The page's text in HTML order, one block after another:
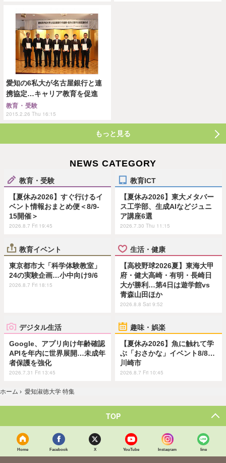
愛知の6私大が名古屋銀行と連
携協定…キャリア教育を促進
教育・受験
2015.2.26 Thu 16:15
もっと見る
NEWS CATEGORY
教育・受験
【夏休み2026】すぐ行けるイ
ベント情報おまとめ便＜8/9-
15開催＞
2026.8.7 Fri 19:45
教育ICT
【夏休み2026】東大メタバー
ス工学部、生成AIなどジュニ
ア講座6選
2026.7.30 Thu 11:15
教育イベント
東京都市大「科学体験教室」
24の実験企画…小中向け9/6
2026.8.7 Fri 18:15
生活・健康
【高校野球2026夏】東海大甲
府・健大高崎・有明・長崎日
大が勝利…第4日は遊学館vs
青森山田ほか
2026.8.8 Sat 9:52
デジタル生活
Google、アプリ向け年齢確認
APIを年内に世界展開…未成年
者保護を強化
2026.7.31 Fri 13:45
趣味・娯楽
【夏休み2026】魚に触れて学
ぶ「おさかな」イベント8/8…
川崎市
2026.8.7 Fri 10:45
ホーム › 愛知淑徳大学 特集
TOP
Home Facebook X YouTube Instagram line